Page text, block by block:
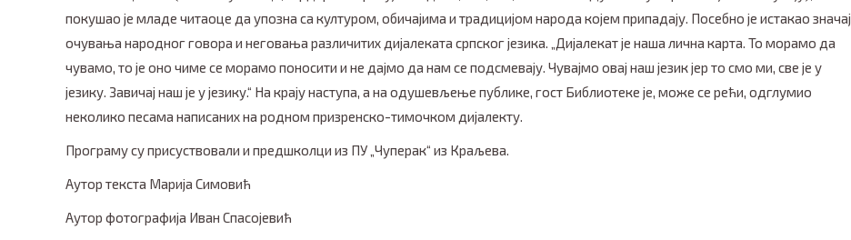
покушао је младе читаоце да упозна са културом, обичајима и традицијом народа којем припадају. Посебно је истакао значај
очувања народног говора и неговања различитих дијалеката српског језика. „Дијалекат је наша лична карта. То морамо да
чувамо, то је оно чиме се морамо поносити и не дајмо да нам се подсмевају. Чувајмо овај наш језик јер то смо ми, све је у
језику. Завичај наш је у језику.“ На крају наступа, а на одушевљење публике, гост Библиотеке је, може се рећи, одглумио
неколико песама написаних на родном призренско-тимочком дијалекту.
Програму су присуствовали и предшколци из ПУ „Чуперак“ из Краљева.
Аутор текста Марија Симовић
Аутор фотографија Иван Спасојевић